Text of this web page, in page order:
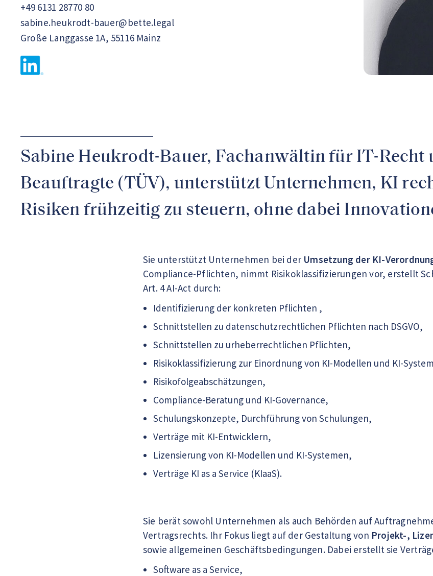
+49 6131 28770 80
sabine.heukrodt-bauer@bette.legal
Große Langgasse 1A, 55116 Mainz
Sabine Heukrodt-Bauer, Fachanwältin für IT-Recht
Beauftragte (TÜV), unterstützt Unternehmen, KI
Risiken frühzeitig zu steuern, ohne dabei
Sie unterstützt Unternehmen bei der Umsetzung der KI-
Compliance-Pflichten, nimmt Risikoklassifizierungen vor, erstellt
Art. 4 AI-Act durch:
Identifizierung der konkreten Pflichten ,
Schnittstellen zu datenschutzrechtlichen Pflichten nach DSGVO,
Schnittstellen zu urheberrechtlichen Pflichten,
Risikoklassifizierung zur Einordnung von KI-Modellen und KI-
Risikofolgeabschätzungen,
Compliance-Beratung und KI-Governance,
Schulungskonzepte, Durchführung von Schulungen,
Verträge mit KI-Entwicklern,
Lizensierung von KI-Modellen und KI-Systemen,
Verträge KI as a Service (KIaaS).
Sie berät sowohl Unternehmen als auch Behörden auf
Vertragsrechts. Ihr Fokus liegt auf der Gestaltung von Projekt-,
sowie allgemeinen Geschäftsbedingungen. Dabei erstellt sie
Software as a Service,